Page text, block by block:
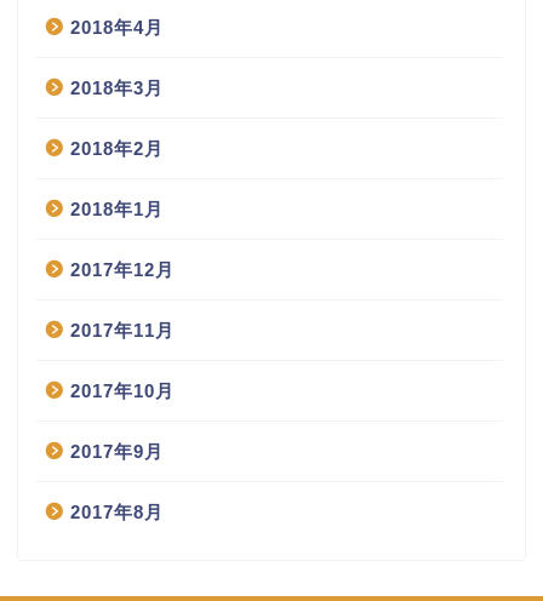
2018年4月
2018年3月
2018年2月
2018年1月
2017年12月
2017年11月
2017年10月
2017年9月
2017年8月